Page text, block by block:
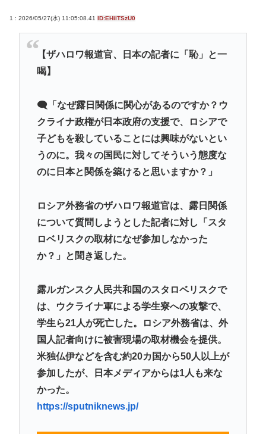
まうからやめてください』と拒絶」被害女性は断固
として「不同意」主張
以上前に作られた文部省の｢手びき｣が基準となった
韓国裁判所、「慰安婦を侮辱」したユーチューバー
による「正義連の名誉毀損」認める
KDDIの松田社長｢楽天モバイルへのau回線ローミン
続｣
【動画あり】ラグビー女子選手の肉体、セクシーす
ぎるwww
一番かっこいい病気の名前、決まるw w w w w w w w
【九州名物】鶏刺し食べた医師、全身麻痺へ…「死
んだほうが良い」
へずまりゅう、被災地で発熱。現地の医療リソース
消耗させるとか予想以上に迷惑だったな
この映画は観なくていいって作品教えて
Powered by livedoor 相互RSS
1 : 2026/05/27(水) 11:05:08.41 ID:EHilTSzU0
【ザハロワ報道官、日本の記者に「恥」と一
喝】
🗨「なぜ露日関係に関心があるのですか？ウ
クライナ政権が日本政府の支援で、ロシアで
子どもを殺していることには興味がないとい
うのに。我々の国民に対してそういう態度な
のに日本と関係を築けると思いますか？」
ロシア外務省のザハロワ報道官は、露日関係
について質問しようとした記者に対し「スタ
ロベリスクの取材になぜ参加しなかった
か？」と聞き返した。
露ルガンスク人民共和国のスタロベリスクで
は、ウクライナ軍による学生寮への攻撃で、
学生ら21人が死亡した。ロシア外務省は、外
国人記者向けに被害現場の取材機会を提供。
米独仏伊などを含む約20カ国から50人以上が
参加したが、日本メディアからは1人も来な
かった。
https://sputniknews.jp/